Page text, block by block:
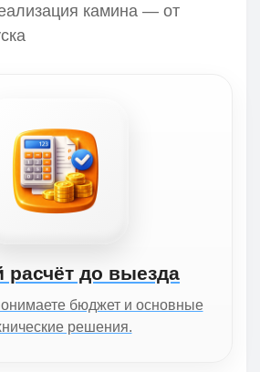
камина — от
расчёт до выезда
бюджет и основные
решения.